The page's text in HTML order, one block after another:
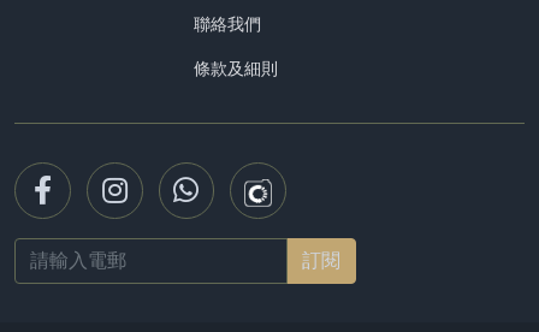
聯絡我們
條款及細則
Email
address